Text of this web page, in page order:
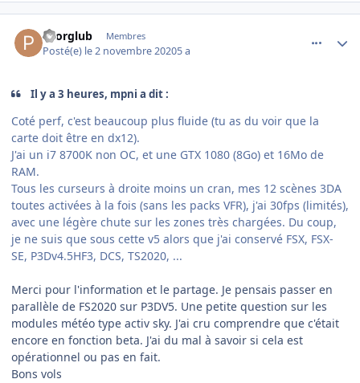
Pzorglub Membres
Posté(e) le 2 novembre 20205 a
Il y a 3 heures, mpni a dit :
Coté perf, c'est beaucoup plus fluide (tu as du voir que la
carte doit être en dx12).
J'ai un i7 8700K non OC, et une GTX 1080 (8Go) et 16Mo de
RAM.
Tous les curseurs à droite moins un cran, mes 12 scènes 3DA
toutes activées à la fois (sans les packs VFR), j'ai 30fps (limités),
avec une légère chute sur les zones très chargées. Du coup,
je ne suis que sous cette v5 alors que j'ai conservé FSX, FSX-
SE, P3Dv4.5HF3, DCS, TS2020, ...
Merci pour l'information et le partage. Je pensais passer en
parallèle de FS2020 sur P3DV5. Une petite question sur les
modules météo type activ sky. J'ai cru comprendre que c'était
encore en fonction beta. J'ai du mal à savoir si cela est
opérationnel ou pas en fait.
Bons vols